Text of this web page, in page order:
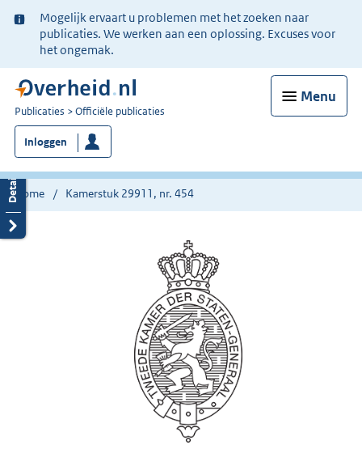
Ter
informatie:
Mogelijk ervaart u problemen met het zoeken naar
publicaties. We werken aan een oplossing. Excuses voor
het ongemak.
Menu
U
bent
nu
hier:
Publicaties Officiële publicaties
Inloggen
Home Kamerstuk 29911, nr. 454